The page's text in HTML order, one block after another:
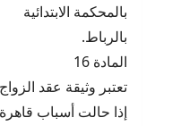
بالمحكمة الابتدائية
بالرباط.
المادة 16
تعتبر وثيقة عقد
إذا حالت أسباب